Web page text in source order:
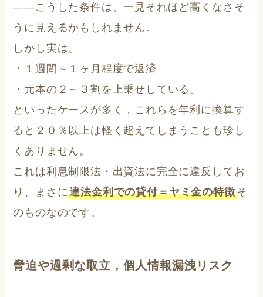
――こうした条件は、一見それほど高くなさそ
うに見えるかもしれません。
しかし実は、
・１週間～１ヶ月程度で返済
・元本の２～３割を上乗せしている。
といったケースが多く，これらを年利に換算す
ると２０％以上は軽く超えてしまうことも珍し
くありません。
これは利息制限法・出資法に完全に違反してお
り、まさに違法金利での貸付＝ヤミ金の特徴そ
のものなのです。
脅迫や過剰な取立，個人情報漏洩リスク